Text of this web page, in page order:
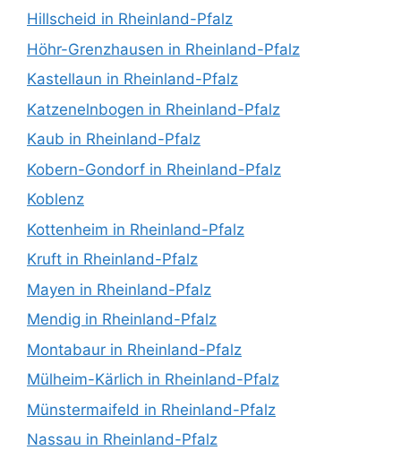
Hillscheid in Rheinland-Pfalz
Höhr-Grenzhausen in Rheinland-Pfalz
Kastellaun in Rheinland-Pfalz
Katzenelnbogen in Rheinland-Pfalz
Kaub in Rheinland-Pfalz
Kobern-Gondorf in Rheinland-Pfalz
Koblenz
Kottenheim in Rheinland-Pfalz
Kruft in Rheinland-Pfalz
Mayen in Rheinland-Pfalz
Mendig in Rheinland-Pfalz
Montabaur in Rheinland-Pfalz
Mülheim-Kärlich in Rheinland-Pfalz
Münstermaifeld in Rheinland-Pfalz
Nassau in Rheinland-Pfalz